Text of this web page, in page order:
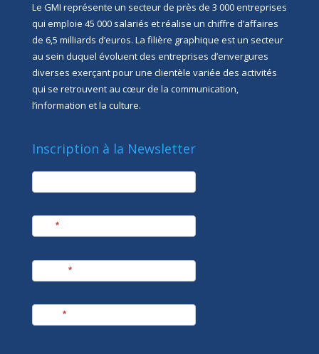
Le GMI représente un secteur de près de 3 000 entreprises
qui emploie 45 000 salariés et réalise un chiffre d’affaires
de 6,5 milliards d’euros. La filière graphique est un secteur
au sein duquel évoluent des entreprises d’envergures
diverses exerçant pour une clientèle variée des activités
qui se retrouvent au cœur de la communication,
l’information et la culture.
Inscription à la Newsletter
newsletter
*
*
*